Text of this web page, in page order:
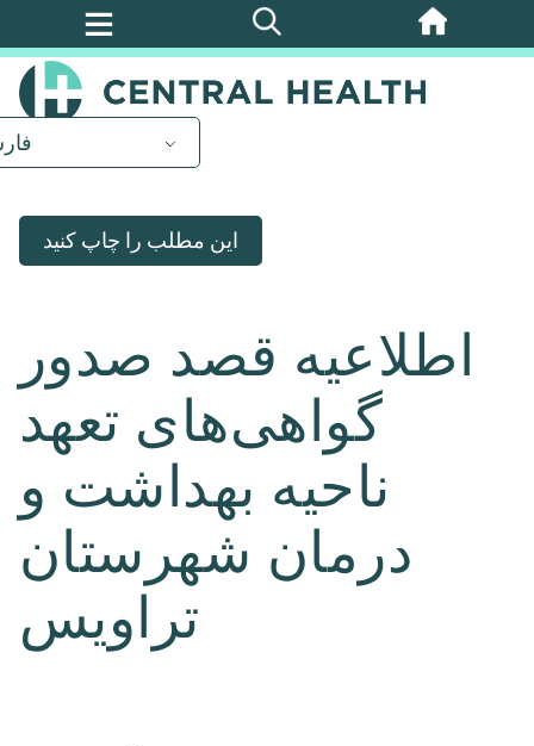
پرش
این مطلب را چاپ کنید
اطلاعیه قصد صدور
گواهی‌های تعهد
ناحیه بهداشت و
درمان شهرستان
تراویس